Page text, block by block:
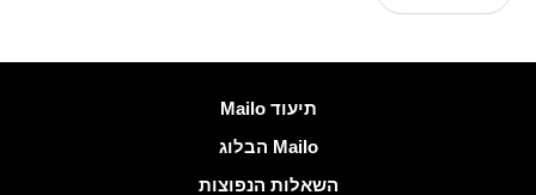
Mailo תיעוד
הבלוג Mailo
השאלות הנפוצות